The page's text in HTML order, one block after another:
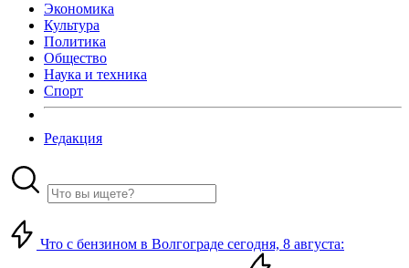
Экономика
Культура
Политика
Общество
Наука и техника
Спорт
Редакция
Что с бензином в Волгограде сегодня, 8 августа: